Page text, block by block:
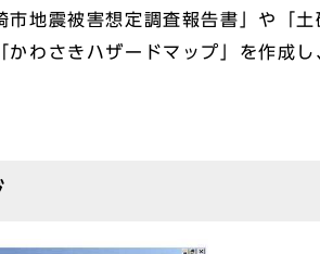
地震被害想定調査報告書」や「
わさきハザードマップ」を作成